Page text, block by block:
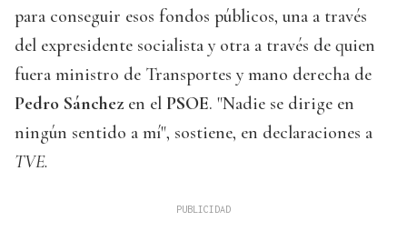
para conseguir esos fondos públicos, una a través
del expresidente socialista y otra a través de quien
fuera ministro de Transportes y mano derecha de
Pedro Sánchez en el PSOE. "Nadie se dirige en
ningún sentido a mí", sostiene, en declaraciones a
TVE.